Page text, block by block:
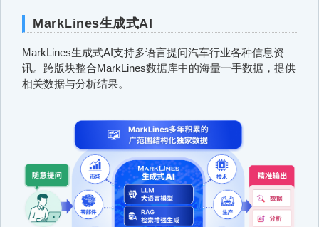
MarkLines生成式AI
MarkLines生成式AI支持多语言提问汽车行业各种信息资
讯。跨版块整合MarkLines数据库中的海量一手数据，提供
相关数据与分析结果。